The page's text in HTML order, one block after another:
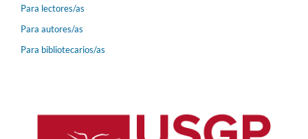
Para lectores/as
Para autores/as
Para bibliotecarios/as